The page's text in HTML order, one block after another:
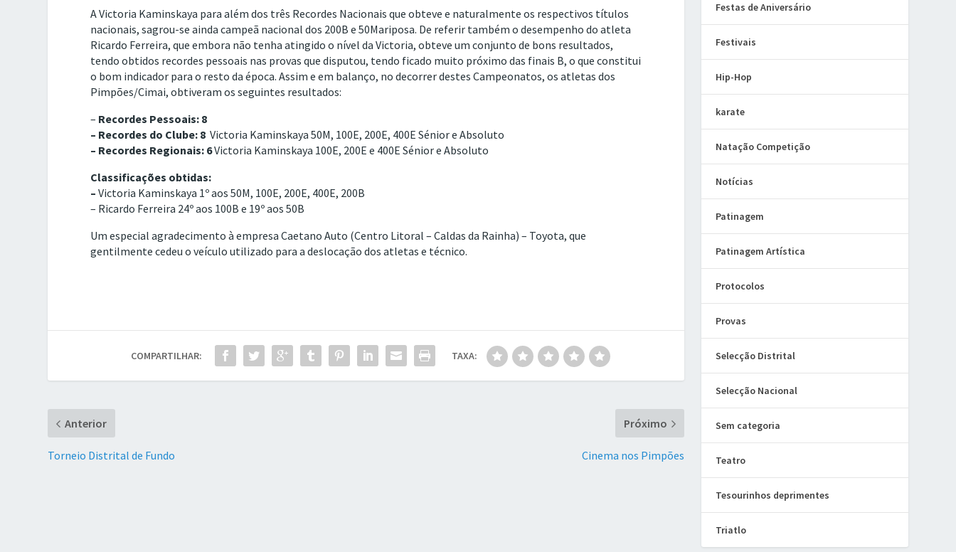
A Victoria Kaminskaya para além dos três Recordes Nacionais que obteve e naturalmente os respectivos títulos
nacionais, sagrou-se ainda campeã nacional dos 200B e 50Mariposa. De referir também o desempenho do atleta
Ricardo Ferreira, que embora não tenha atingido o nível da Victoria, obteve um conjunto de bons resultados,
tendo obtidos recordes pessoais nas provas que disputou, tendo ficado muito próximo das finais B, o que constitui
o bom indicador para o resto da época. Assim e em balanço, no decorrer destes Campeonatos, os atletas dos
Pimpões/Cimai, obtiveram os seguintes resultados:
– Recordes Pessoais: 8
– Recordes do Clube: 8Victoria Kaminskaya 50M, 100E, 200E, 400E Sénior e Absoluto
– Recordes Regionais: 6Victoria Kaminskaya 100E, 200E e 400E Sénior e Absoluto
Classificações obtidas:
–Victoria Kaminskaya 1º aos 50M, 100E, 200E, 400E, 200B
– Ricardo Ferreira 24º aos 100B e 19º aos 50B
Um especial agradecimento à empresa Caetano Auto (Centro Litoral – Caldas da Rainha) – Toyota, que
gentilmente cedeu o veículo utilizado para a deslocação dos atletas e técnico.
COMPARTILHAR: TAXA:
Anterior
Torneio Distrital de Fundo
Próximo
Cinema nos Pimpões
Festas de Aniversário
Festivais
Hip-Hop
karate
Natação Competição
Notícias
Patinagem
Patinagem Artística
Protocolos
Provas
Selecção Distrital
Selecção Nacional
Sem categoria
Teatro
Tesourinhos deprimentes
Triatlo